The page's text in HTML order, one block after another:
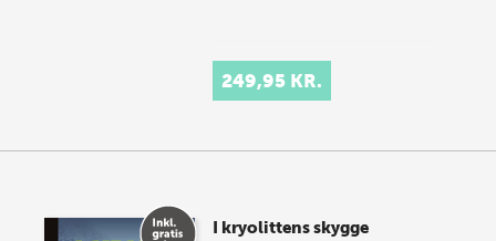
249,95 KR.
I kryolittens skygge